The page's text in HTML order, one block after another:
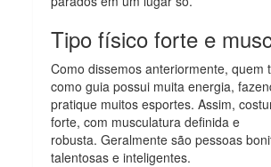
Tipo físico forte e
Como dissemos anteriormente, quem
como guia possui muita energia,
pratique muitos esportes. Assim,
forte, com musculatura definida e
robusta. Geralmente são pessoas
talentosas e inteligentes.